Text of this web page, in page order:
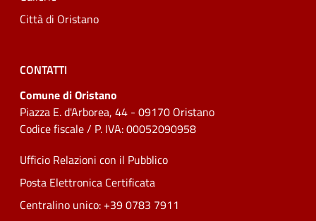
Città di Oristano
CONTATTI
Comune di Oristano
Piazza E. d'Arborea, 44 - 09170 Oristano
Codice fiscale / P. IVA: 00052090958
Ufficio Relazioni con il Pubblico
Posta Elettronica Certificata
Centralino unico: +39 0783 7911